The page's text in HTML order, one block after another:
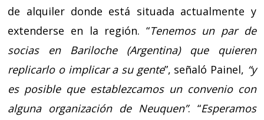
de alquiler donde está situada actualmente y
extenderse en la región. “Tenemos un par de
socias en Bariloche (Argentina) que quieren
replicarlo o implicar a su gente”, señaló Painel, “y
es posible que establezcamos un convenio con
alguna organización de Neuquen”. “Esperamos